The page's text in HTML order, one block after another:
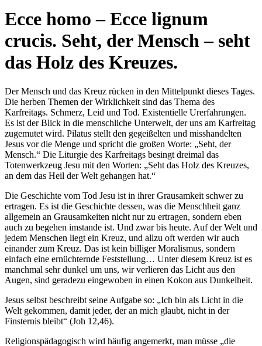
Ecce homo – Ecce lignum
crucis. Seht, der Mensch – seht
das Holz des Kreuzes.
Der Mensch und das Kreuz rücken in den Mittelpunkt dieses Tages.
Die herben Themen der Wirklichkeit sind das Thema des
Karfreitags. Schmerz, Leid und Tod. Existentielle Urerfahrungen.
Es ist der Blick in die menschliche Unterwelt, der uns am Karfreitag
zugemutet wird. Pilatus stellt den gegeißelten und misshandelten
Jesus vor die Menge und spricht die großen Worte: „Seht, der
Mensch.“ Die Liturgie des Karfreitags besingt dreimal das
Totenwerkzeug Jesu mit den Worten: „Seht das Holz des Kreuzes,
an dem das Heil der Welt gehangen hat.“
Die Geschichte vom Tod Jesu ist in ihrer Grausamkeit schwer zu
ertragen. Es ist die Geschichte dessen, was die Menschheit ganz
allgemein an Grausamkeiten nicht nur zu ertragen, sondern eben
auch zu begehen imstande ist. Und zwar bis heute. Auf der Welt und
jedem Menschen liegt ein Kreuz, und allzu oft werden wir auch
einander zum Kreuz. Das ist kein billiger Moralismus, sondern
einfach eine ernüchternde Feststellung… Unter diesem Kreuz ist es
manchmal sehr dunkel um uns, wir verlieren das Licht aus den
Augen, sind geradezu eingewoben in einen Kokon aus Dunkelheit.
Jesus selbst beschreibt seine Aufgabe so: „Ich bin als Licht in die
Welt gekommen, damit jeder, der an mich glaubt, nicht in der
Finsternis bleibt“ (Joh 12,46).
Religionspädagogisch wird häufig angemerkt, man müsse „die